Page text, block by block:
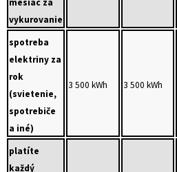
mesiac za
vykurovanie
spotreba
elektriny za
rok
(svietenie,
spotrebiče
a iné)
3 500 kWh 3 500 kWh
platíte
každý